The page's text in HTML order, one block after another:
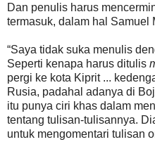
Dan penulis harus
termasuk, dalam hal Samuel
“Saya tidak suka menulis
Seperti kenapa harus ditulis
pergi ke kota Kiprit ...
Rusia, padahal adanya di
itu punya ciri khas dalam
tentang tulisan-tulisannya.
untuk mengomentari tulisan